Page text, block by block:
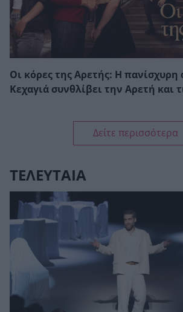
Οι κόρες της Αρετής: Η πανίσχυρη
Κεχαγιά συνθλίβει την Αρετή και
Δείτε περισσότερα
ΤΕΛΕΥΤΑΙΑ